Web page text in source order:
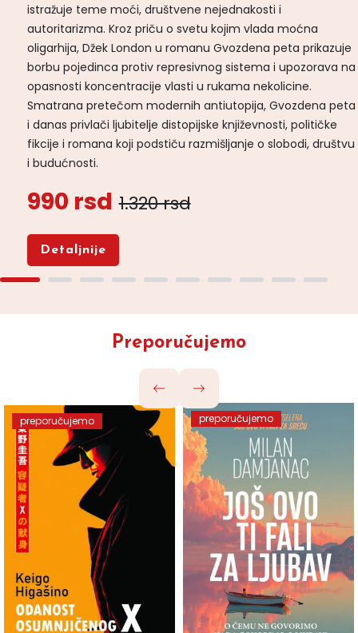
istražuje teme moći, društvene nejednakosti i
autoritarizma. Kroz priču o svetu kojim vlada moćna
oligarhija, Džek London u romanu Gvozdena peta prikazuje
borbu pojedinca protiv represivnog sistema i upozorava na
opasnosti koncentracije vlasti u rukama nekolicine.
Smatrana pretečom modernih antiutopija, Gvozdena peta
i danas privlači ljubitelje distopijske književnosti, političke
fikcije i romana koji podstiču razmišljanje o slobodi, društvu
i budućnosti.
990 rsd 1.320 rsd
Detaljnije
Preporučujemo
preporučujemo preporučujemo